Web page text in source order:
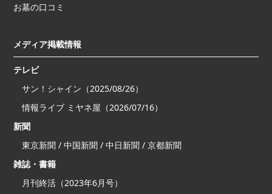
お墓の口コミ
メディア掲載情報
テレビ
サン！シャイン（2025/08/26）
情報ライブ ミヤネ屋（2026/07/16）
新聞
東京新聞 / 中国新聞 / 中日新聞 / 京都新聞
雑誌・書籍
月刊終活（2023年6月号）